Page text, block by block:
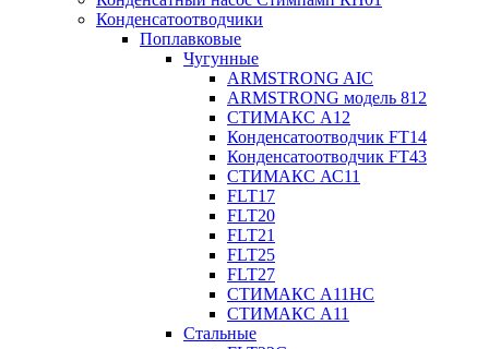
Конденсатоотводчики
Поплавковые
Чугунные
ARMSTRONG AIC
ARMSTRONG модель 812
СТИМАКС А12
Конденсатоотводчик FT14
Конденсатоотводчик FT43
СТИМАКС АС11
FLT17
FLT20
FLT21
FLT25
FLT27
СТИМАКС А11HC
СТИМАКС А11
Стальные